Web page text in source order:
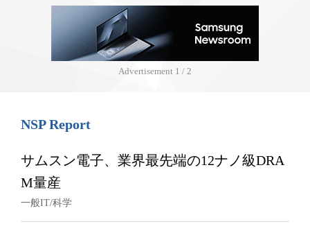
Advertisement 1 / 2
NSP Report
サムスン電子、業界最先端の12ナノ級DRA
M量産
一般IT/科学